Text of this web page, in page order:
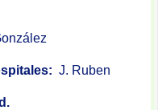
J. Ruben